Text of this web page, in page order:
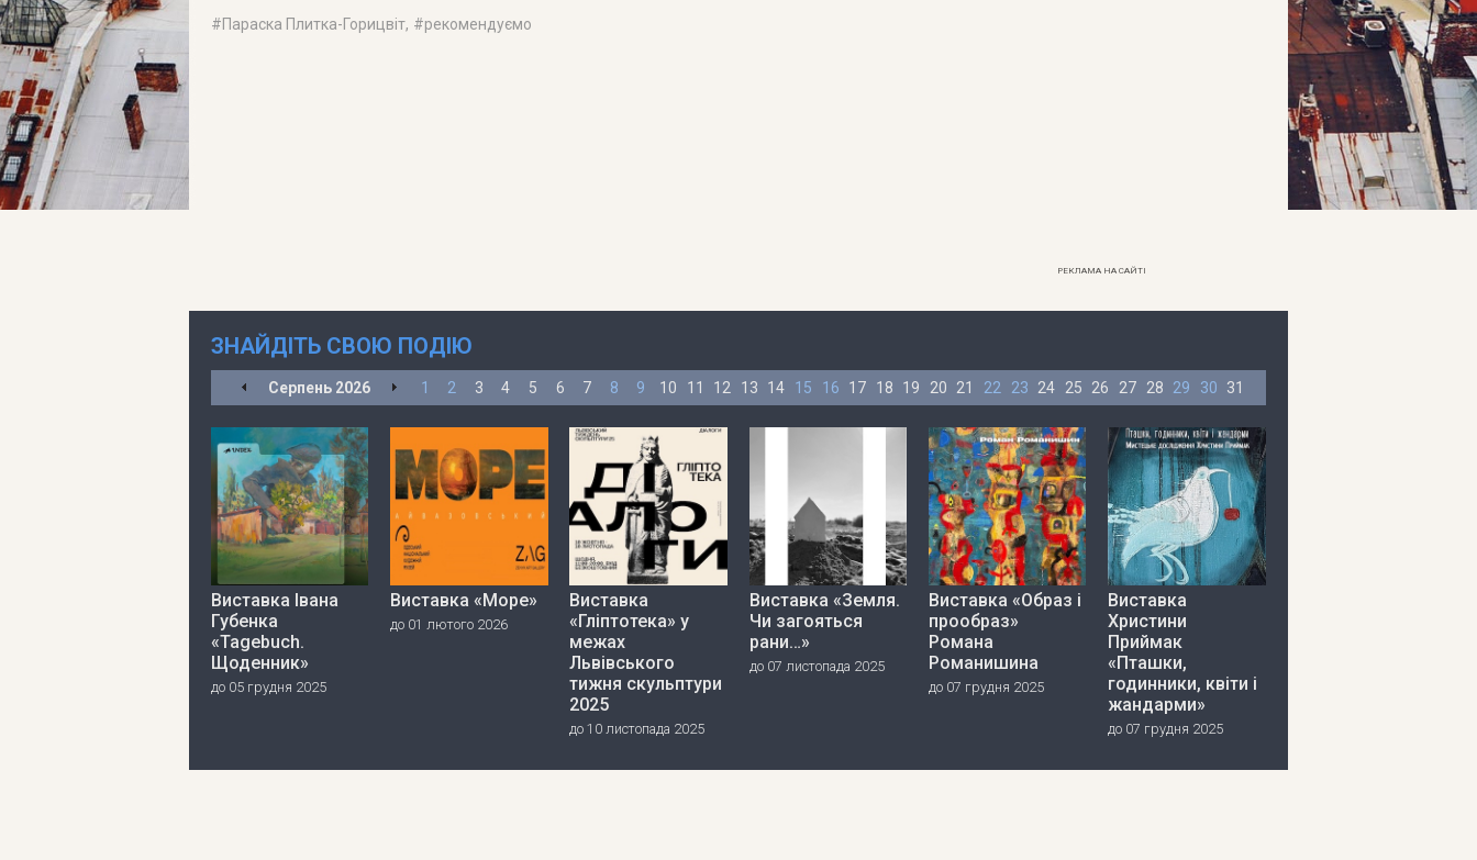
#Параска Плитка-Горицвіт, #рекомендуємо
РЕКЛАМА НА САЙТІ
ЗНАЙДІТЬ СВОЮ ПОДІЮ
Серпень 2026 1 2 3 4 5 6 7 8 9 10 11 12 13 14 15 16 17 18 19 20 21 22 23 24 25 26 27 28 29 30 31
Виставка Івана
Губенка
«Tagebuch.
Щоденник»
до 05 грудня 2025
Виставка «Море»
до 01 лютого 2026
Виставка
«Гліптотека» у
межах
Львівського
тижня скульптури
2025
до 10 листопада 2025
Виставка «Земля.
Чи загояться
рани…»
до 07 листопада 2025
Виставка «Образ і
прообраз»
Романа
Романишина
до 07 грудня 2025
Виставка
Христини
Приймак
«Пташки,
годинники, квіти і
жандарми»
до 07 грудня 2025